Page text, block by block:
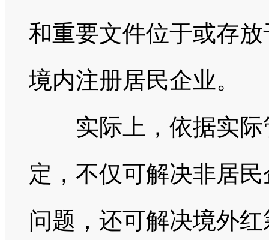
和重要文件位于或存
境内注册居民企业。
实际上，依据实际
定，不仅可解决非居
问题，还可解决境外